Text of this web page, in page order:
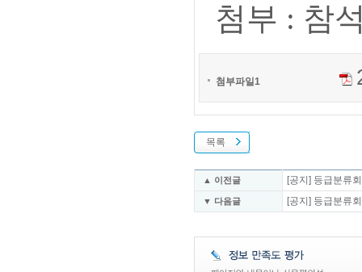
첨부 : 참
첨부파일1
목록
▲ 이전글 [공지] 등급분류
▼ 다음글 [공지] 등급분류